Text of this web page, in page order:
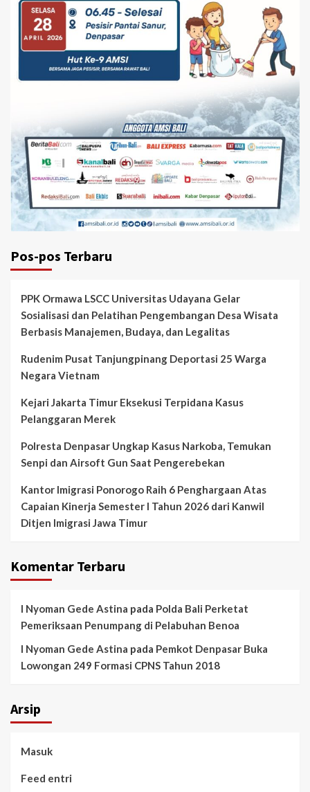
Pos-pos Terbaru
PPK Ormawa LSCC Universitas Udayana Gelar
Sosialisasi dan Pelatihan Pengembangan Desa Wisata
Berbasis Manajemen, Budaya, dan Legalitas
Rudenim Pusat Tanjungpinang Deportasi 25 Warga
Negara Vietnam
Kejari Jakarta Timur Eksekusi Terpidana Kasus
Pelanggaran Merek
Polresta Denpasar Ungkap Kasus Narkoba, Temukan
Senpi dan Airsoft Gun Saat Pengerebekan
Kantor Imigrasi Ponorogo Raih 6 Penghargaan Atas
Capaian Kinerja Semester I Tahun 2026 dari Kanwil
Ditjen Imigrasi Jawa Timur
Komentar Terbaru
I Nyoman Gede Astina pada Polda Bali Perketat
Pemeriksaan Penumpang di Pelabuhan Benoa
I Nyoman Gede Astina pada Pemkot Denpasar Buka
Lowongan 249 Formasi CPNS Tahun 2018
Arsip
Masuk
Feed entri